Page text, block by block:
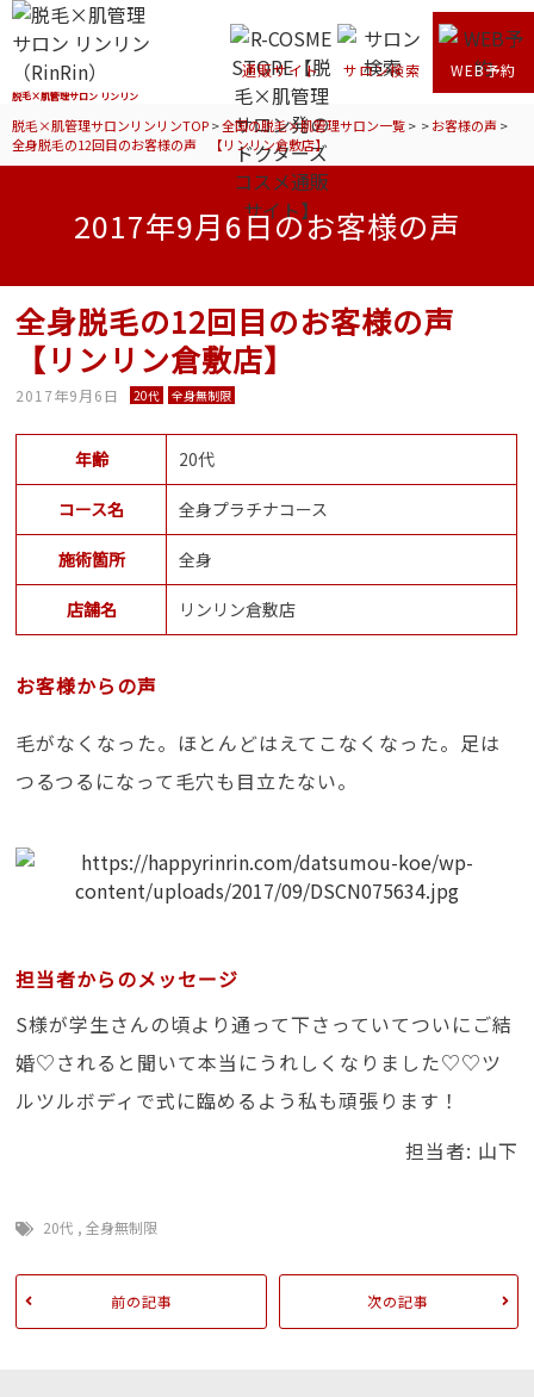
脱毛×肌管理サロン リンリン
通販サイト サロン検索 WEB予約
脱毛×肌管理サロンリンリンTOP>全国の脱毛×肌管理サロン一覧> >お客様の声 >
全身脱毛の12回目のお客様の声 【リンリン倉敷店】
2017年9月6日のお客様の声
全身脱毛の12回目のお客様の声
【リンリン倉敷店】
2017年9月6日 20代 全身無制限
年齢 20代
コース名 全身プラチナコース
施術箇所 全身
店舗名 リンリン倉敷店
お客様からの声
毛がなくなった。ほとんどはえてこなくなった。足は
つるつるになって毛穴も目立たない。
担当者からのメッセージ
S様が学生さんの頃より通って下さっていてついにご結
婚♡されると聞いて本当にうれしくなりました♡♡ツ
ルツルボディで式に臨めるよう私も頑張ります！
担当者: 山下
20代 ,全身無制限
前の記事 次の記事